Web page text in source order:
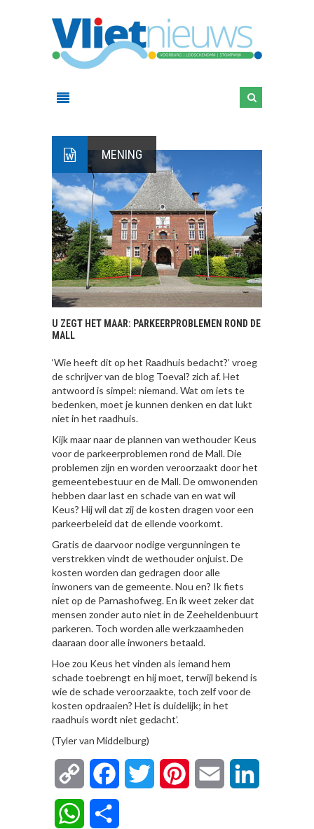
MENING
U ZEGT HET MAAR: PARKEERPROBLEMEN ROND DE
MALL
‘Wie heeft dit op het Raadhuis bedacht?’ vroeg
de schrijver van de blog Toeval? zich af. Het
antwoord is simpel: niemand. Wat om iets te
bedenken, moet je kunnen denken en dat lukt
niet in het raadhuis.
Kijk maar naar de plannen van wethouder Keus
voor de parkeerproblemen rond de Mall. Die
problemen zijn en worden veroorzaakt door het
gemeentebestuur en de Mall. De omwonenden
hebben daar last en schade van en wat wil
Keus? Hij wil dat zij de kosten dragen voor een
parkeerbeleid dat de ellende voorkomt.
Gratis de daarvoor nodige vergunningen te
verstrekken vindt de wethouder onjuist. De
kosten worden dan gedragen door alle
inwoners van de gemeente. Nou en? Ik fiets
niet op de Parnashofweg. En ik weet zeker dat
mensen zonder auto niet in de Zeeheldenbuurt
parkeren. Toch worden alle werkzaamheden
daaraan door alle inwoners betaald.
Hoe zou Keus het vinden als iemand hem
schade toebrengt en hij moet, terwijl bekend is
wie de schade veroorzaakte, toch zelf voor de
kosten opdraaien? Het is duidelijk; in het
raadhuis wordt niet gedacht’.
(Tyler van Middelburg)
Copy
Link
FacebookTwitter Pinterest Email
WhatsApp